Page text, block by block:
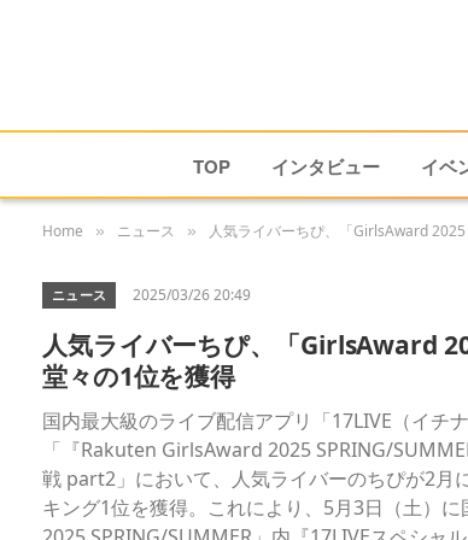
TOP インタビュー イベ
Home » ニュース » 人気ライバーちぴ、「GirlsAward
ニュース 2025/03/26 20:49
人気ライバーちぴ、「GirlsAward
堂々の1位を獲得
国内最大級のライブ配信アプリ「17LIVE（イチ
「『Rakuten GirlsAward 2025 SPRING/
戦 part2」において、人気ライバーのちぴが2月
キング1位を獲得。これにより、5月3日（土）